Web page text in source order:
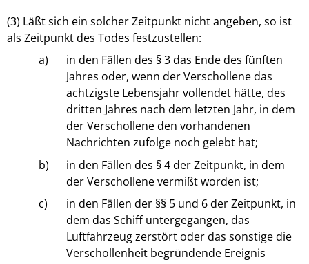
(3) Läßt sich ein solcher Zeitpunkt nicht angeben, so ist
als Zeitpunkt des Todes festzustellen:
a)
in den Fällen des § 3 das Ende des fünften
Jahres oder, wenn der Verschollene das
achtzigste Lebensjahr vollendet hätte, des
dritten Jahres nach dem letzten Jahr, in dem
der Verschollene den vorhandenen
Nachrichten zufolge noch gelebt hat;
b)
in den Fällen des § 4 der Zeitpunkt, in dem
der Verschollene vermißt worden ist;
c)
in den Fällen der §§ 5 und 6 der Zeitpunkt, in
dem das Schiff untergegangen, das
Luftfahrzeug zerstört oder das sonstige die
Verschollenheit begründende Ereignis